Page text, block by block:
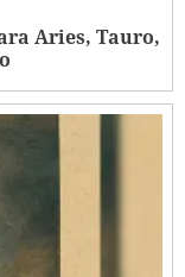
Aries, Tauro,